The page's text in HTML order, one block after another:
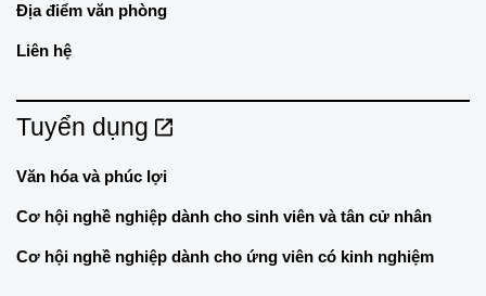
Địa điểm văn phòng
Liên hệ
Tuyển dụng
Văn hóa và phúc lợi
Cơ hội nghề nghiệp dành cho sinh viên và tân cử nhân
Cơ hội nghề nghiệp dành cho ứng viên có kinh nghiệm